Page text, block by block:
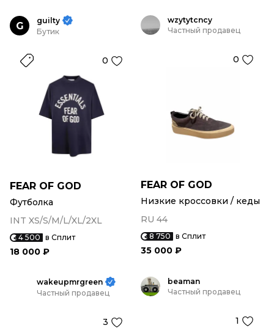
G
guilty
Бутик
0
FEAR OF GOD
Футболка
INT XS/S/M/L/XL/2XL
4 500 в Сплит
18 000 ₽
wzytytcncy
Частный продавец
0
FEAR OF GOD
Низкие кроссовки / кеды
RU 44
8 750 в Сплит
35 000 ₽
wakeupmrgreen
Частный продавец
3
beaman
Частный продавец
1